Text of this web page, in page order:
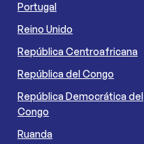
Portugal
Reino Unido
República Centroafricana
República del Congo
República Democrática del
Congo
Ruanda